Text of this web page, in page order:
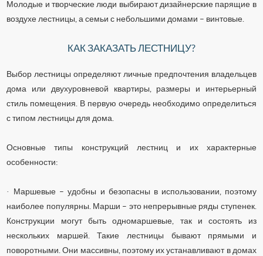
Молодые и творческие люди выбирают дизайнерские парящие в
воздухе лестницы, а семьи с небольшими домами – винтовые.
КАК ЗАКАЗАТЬ ЛЕСТНИЦУ?
Выбор лестницы определяют личные предпочтения владельцев
дома или двухуровневой квартиры, размеры и интерьерный
стиль помещения. В первую очередь необходимо определиться
с типом лестницы для дома.
Основные типы конструкций лестниц и их характерные
особенности:
· Маршевые – удобны и безопасны в использовании, поэтому
наиболее популярны. Марши – это непрерывные ряды ступенек.
Конструкции могут быть одномаршевые, так и состоять из
нескольких маршей. Такие лестницы бывают прямыми и
поворотными. Они массивны, поэтому их устанавливают в домах